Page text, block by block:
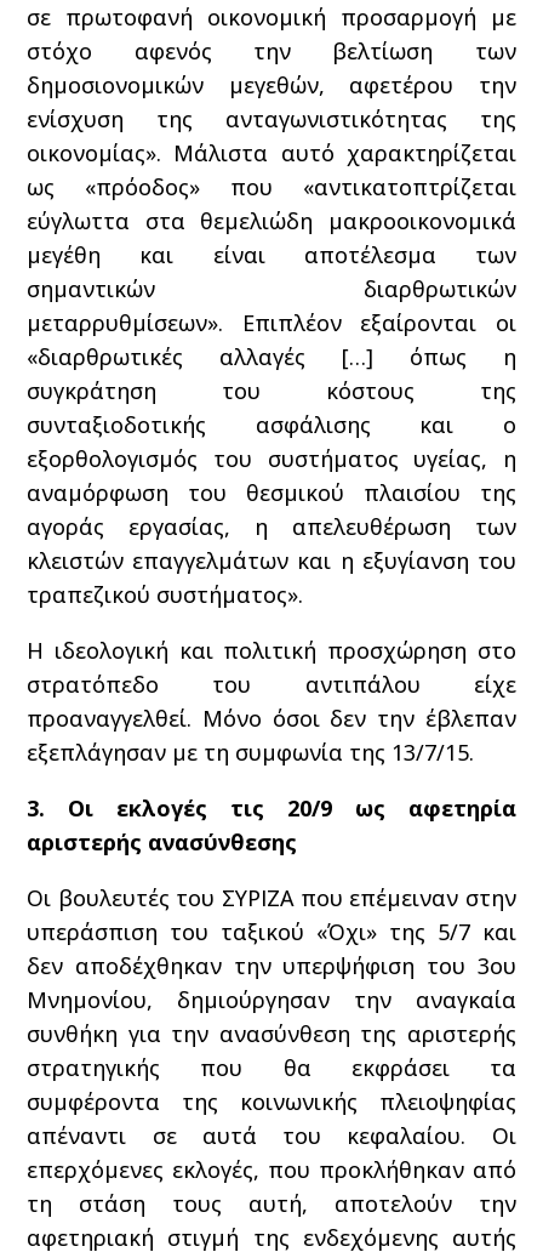
σε πρωτοφανή οικονομική προσαρμογή με
στόχο αφενός την βελτίωση των
δημοσιονομικών μεγεθών, αφετέρου την
ενίσχυση της ανταγωνιστικότητας της
οικονομίας». Μάλιστα αυτό χαρακτηρίζεται
ως «πρόοδος» που «αντικατοπτρίζεται
εύγλωττα στα θεμελιώδη μακροοικονομικά
μεγέθη και είναι αποτέλεσμα των
σημαντικών διαρθρωτικών
μεταρρυθμίσεων». Επιπλέον εξαίρονται οι
«διαρθρωτικές αλλαγές […] όπως η
συγκράτηση του κόστους της
συνταξιοδοτικής ασφάλισης και ο
εξορθολογισμός του συστήματος υγείας, η
αναμόρφωση του θεσμικού πλαισίου της
αγοράς εργασίας, η απελευθέρωση των
κλειστών επαγγελμάτων και η εξυγίανση του
τραπεζικού συστήματος».
Η ιδεολογική και πολιτική προσχώρηση στο
στρατόπεδο του αντιπάλου είχε
προαναγγελθεί. Μόνο όσοι δεν την έβλεπαν
εξεπλάγησαν με τη συμφωνία της 13/7/15.
3. Οι εκλογές τις 20/9 ως αφετηρία
αριστερής ανασύνθεσης
Οι βουλευτές του ΣΥΡΙΖΑ που επέμειναν στην
υπεράσπιση του ταξικού «Όχι» της 5/7 και
δεν αποδέχθηκαν την υπερψήφιση του 3ου
Μνημονίου, δημιούργησαν την αναγκαία
συνθήκη για την ανασύνθεση της αριστερής
στρατηγικής που θα εκφράσει τα
συμφέροντα της κοινωνικής πλειοψηφίας
απέναντι σε αυτά του κεφαλαίου. Οι
επερχόμενες εκλογές, που προκλήθηκαν από
τη στάση τους αυτή, αποτελούν την
αφετηριακή στιγμή της ενδεχόμενης αυτής